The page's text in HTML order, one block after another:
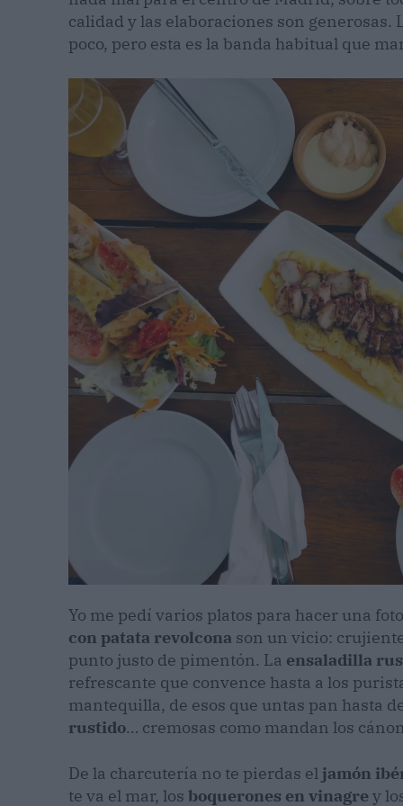
calidad y las elaboraciones son
poco, pero esta es la banda habitual que
Yo me pedí varios platos para hacer una
con patata revolcona son un vicio:
punto justo de pimentón. La ensaladilla
refrescante que convence hasta a los
mantequilla, de esos que untas pan hasta
rustido… cremosas como mandan los
De la charcutería no te pierdas el jamón
te va el mar, los boquerones en vinagrey